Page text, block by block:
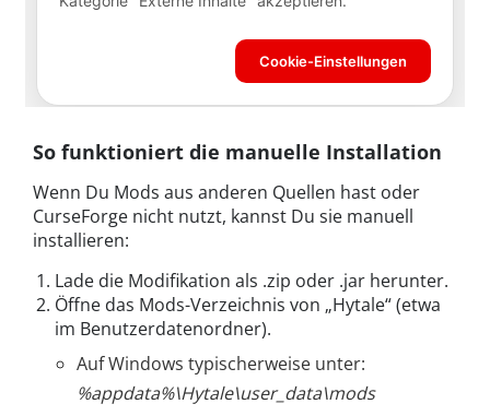
So funktioniert die manuelle Installation
Wenn Du Mods aus anderen Quellen hast oder
CurseForge nicht nutzt, kannst Du sie manuell
installieren:
Lade die Modifikation als .zip oder .jar herunter.
Öffne das Mods-Verzeichnis von „Hytale“ (etwa
im Benutzerdatenordner).
Auf Windows typischerweise unter:
%appdata%\Hytale\user_data\mods